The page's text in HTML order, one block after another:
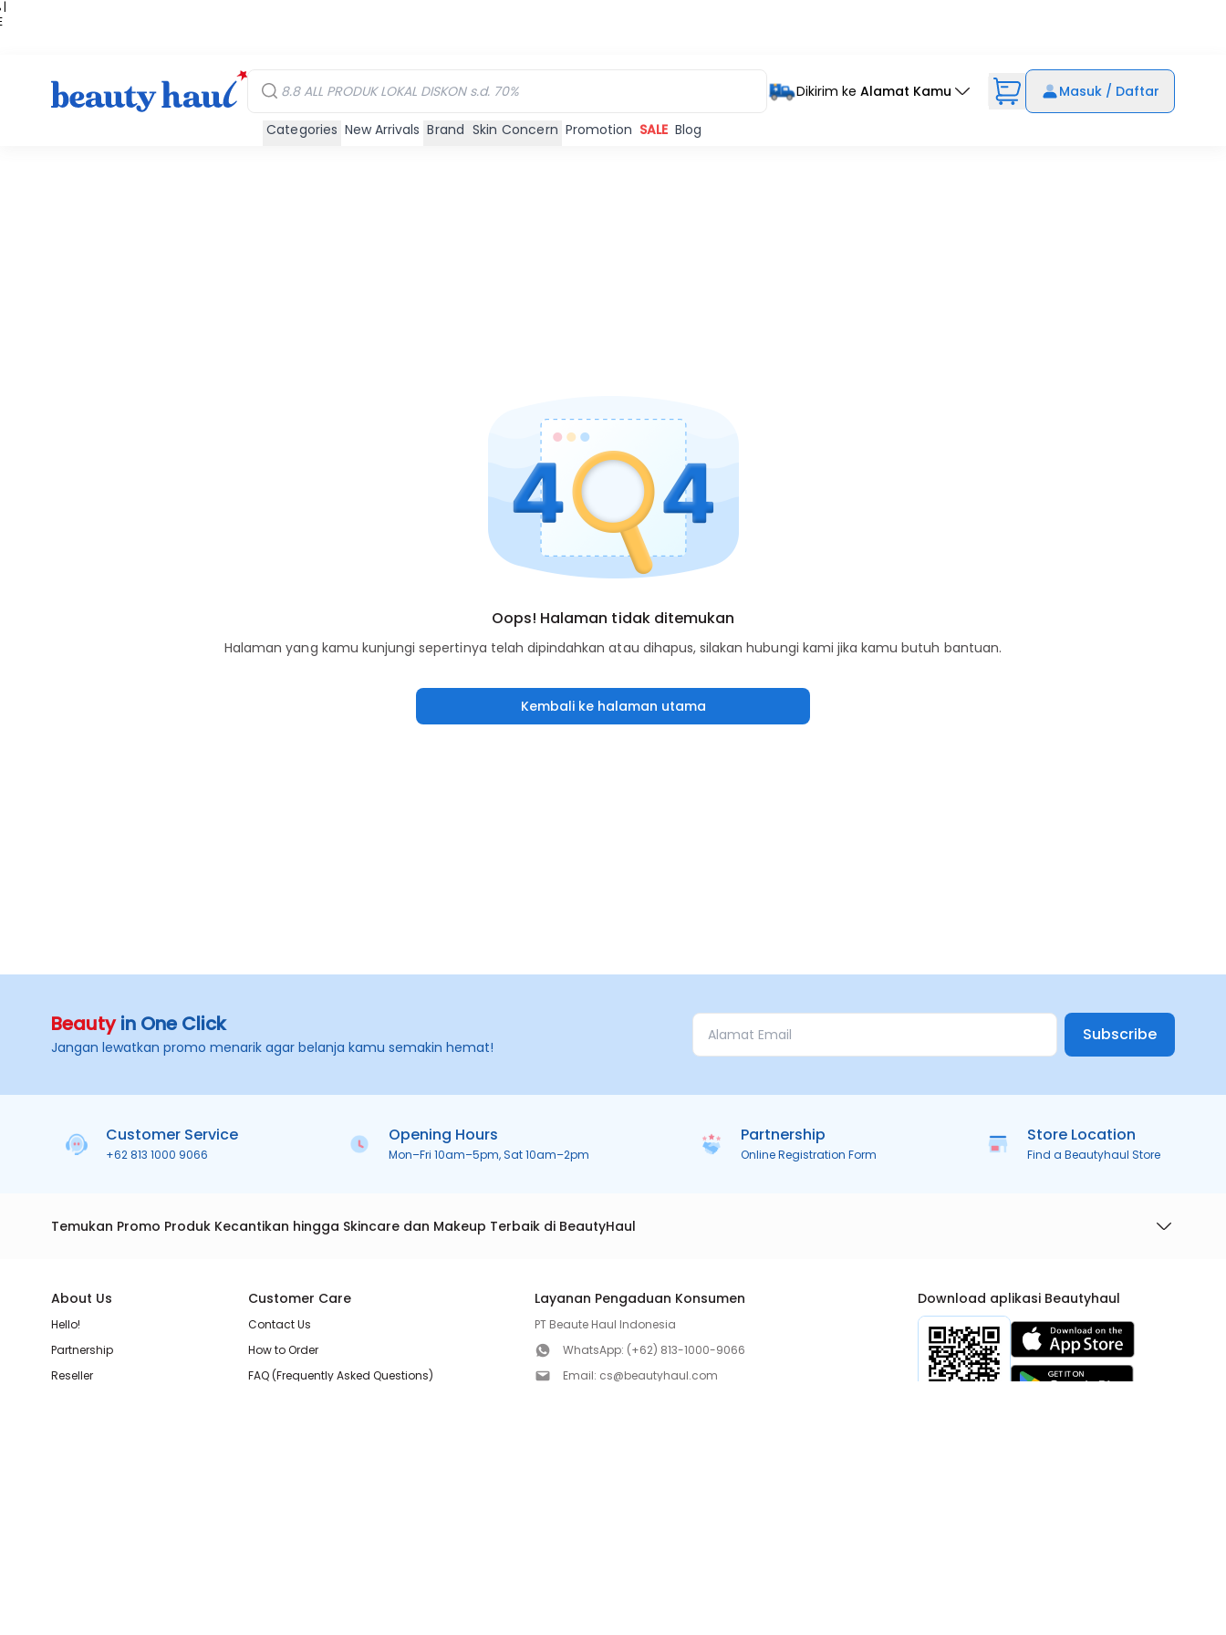
|
Dikirim ke Alamat Kamu Masuk / Daftar
Categories New Arrivals Brand Skin Concern Promotion SALE Blog
Oops! Halaman tidak ditemukan
Halaman yang kamu kunjungi sepertinya telah dipindahkan atau dihapus, silakan hubungi kami jika kamu butuh bantuan.
Kembali ke halaman utama
Beautyin One Click
Jangan lewatkan promo menarik agar belanja kamu semakin hemat!
Subscribe
Customer Service
+62 813 1000 9066
Opening Hours
Mon–Fri 10am–5pm, Sat 10am–2pm
Partnership
Online Registration Form
Store Location
Find a Beautyhaul Store
Temukan Promo Produk Kecantikan hingga Skincare dan Makeup Terbaik di BeautyHaul
About Us
Hello!
Partnership
Reseller
Customer Care
Contact Us
How to Order
FAQ (Frequently Asked Questions)
Layanan Pengaduan Konsumen
PT Beaute Haul Indonesia
WhatsApp: (+62) 813-1000-9066
Email: cs@beautyhaul.com
Download aplikasi Beautyhaul